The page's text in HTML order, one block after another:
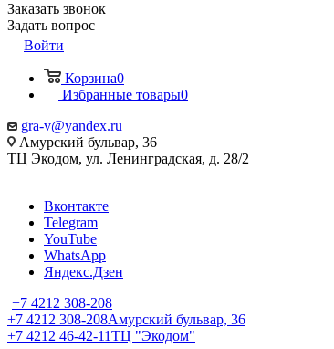
Заказать звонок
Задать вопрос
Войти
Корзина0
Избранные товары0
gra-v@yandex.ru
Амурский бульвар, 36
ТЦ Экодом, ул. Ленинградская, д. 28/2
Вконтакте
Telegram
YouTube
WhatsApp
Яндекс.Дзен
+7 4212 308-208
+7 4212 308-208Амурский бульвар, 36
+7 4212 46-42-11ТЦ "Экодом"